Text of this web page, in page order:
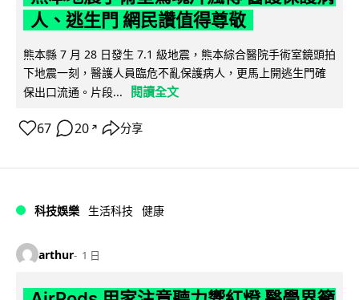
人、逃生門 網民讚值得尊敬
熊本縣 7 月 28 日發生 7.1 級地震，熊本綜合醫院手術室鏡頭拍
下地震一刻，醫護人員臨危不亂保護病人，更馬上開逃生門確
保出口流通。片段...
閱讀全文
67 20 ↗ 分享
科技娛樂 生活科技 健康
arthur 1 日